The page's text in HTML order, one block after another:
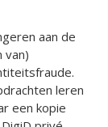
aan de
van)
leren
een kopie